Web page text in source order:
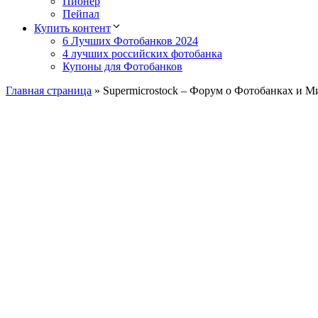
Пейпал
Купить контент
6 Лучших Фотобанков 2024
4 лучших российских фотобанка
Купоны для Фотобанков
Главная страница » Supermicrostock – Форум о Фотобанках и